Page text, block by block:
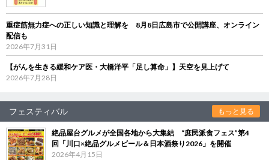
重症筋無力症への正しい知識と理解を 8月8日広島市で公開講座、オンライン
配信も
2026年7月31日
【がんを生きる緩和ケア医・大橋洋平「足し算命」】天空を見上げて
2026年7月28日
フェスティバル もっと見る
絶品屋台グルメが全国各地から大集結 “庶民派食フェス”第4
回「川口×絶品グルメビール＆日本酒祭り2026」を開催
2026年4月15日